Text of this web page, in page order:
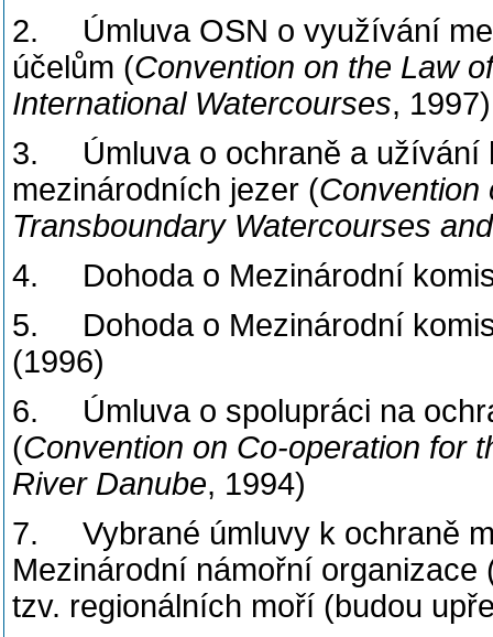
2. Úmluva OSN o využívání
účelům (Convention on the Law
International Watercourses, 1997)
3. Úmluva o ochraně a užívání
mezinárodních jezer (Convention
Transboundary Watercourses
4. Dohoda o Mezinárodní
5. Dohoda o Mezinárodní
(1996)
6. Úmluva o spolupráci na
(Convention on Co-operation for
River Danube, 1994)
7. Vybrané úmluvy k ochraně
Mezinárodní námořní organizace
tzv. regionálních moří (budou